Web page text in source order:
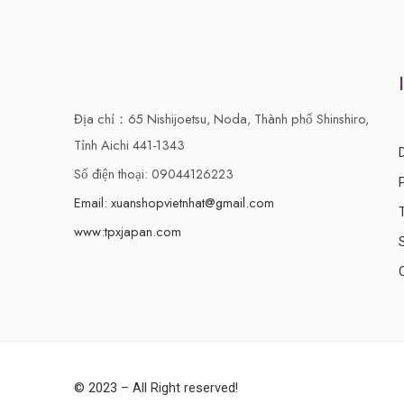
Địa chỉ：65 Nishijoetsu, Noda, Thành phố Shinshiro,
Tỉnh Aichi 441-1343
Số điện thoại: 09044126223
Email: xuanshopvietnhat@gmail.com
www:tpxjapan.com
© 2023 – All Right reserved!